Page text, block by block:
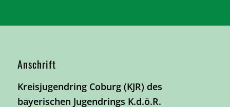
Anschrift
Kreisjugendring Coburg (KJR) des
bayerischen Jugendrings K.d.ö.R.